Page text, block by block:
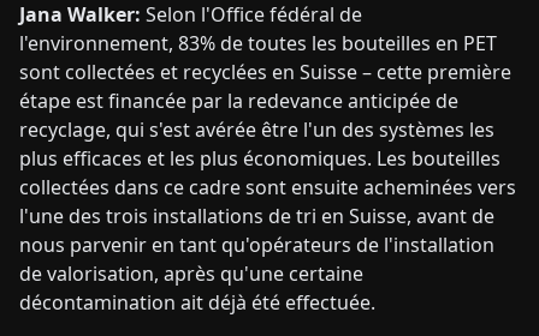
Jana Walker: Selon l'Office fédéral de
l'environnement, 83% de toutes les bouteilles en PET
sont collectées et recyclées en Suisse – cette première
étape est financée par la redevance anticipée de
recyclage, qui s'est avérée être l'un des systèmes les
plus efficaces et les plus économiques. Les bouteilles
collectées dans ce cadre sont ensuite acheminées vers
l'une des trois installations de tri en Suisse, avant de
nous parvenir en tant qu'opérateurs de l'installation
de valorisation, après qu'une certaine
décontamination ait déjà été effectuée.